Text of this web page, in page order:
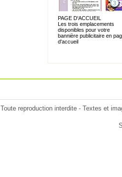
PAGE D'ACCUEIL
Les trois emplacements
disponibles pour votre
bannière publicitaire en
d'accueil
Toute reproduction interdite - Textes et